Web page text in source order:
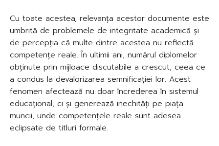
Cu toate acestea, relevanța acestor documente este
umbrită de problemele de integritate academică și
de percepția că multe dintre acestea nu reflectă
competențe reale. În ultimii ani, numărul diplomelor
obținute prin mijloace discutabile a crescut, ceea ce
a condus la devalorizarea semnificației lor. Acest
fenomen afectează nu doar încrederea în sistemul
educațional, ci și generează inechități pe piața
muncii, unde competențele reale sunt adesea
eclipsate de titluri formale.